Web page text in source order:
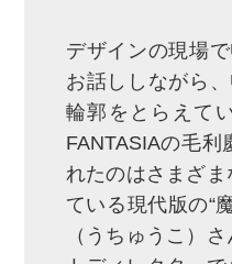
デザインの現場
お話ししながら
輪郭をとらえて
FANTASIAの毛利
れたのはさまざ
ている現代版の“
（うちゅうこ）